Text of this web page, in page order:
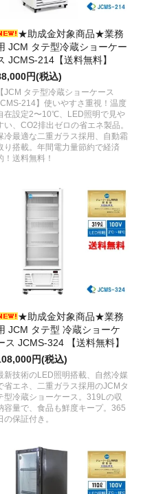
★助成金対象商品★業務
JCM タテ型冷蔵ショーケー
JCMS-214【送料無料】
円(税込)
【JCM タテ型冷蔵ショーケース
214】使いやすさ重視！温度
在設定2〜10℃、LED照明で見や
い、CO2排出ゼロの省エネ製品。
冷最適な二重ガラス採用、自動霜
り搭載。年間電力量節約で経済
！送料無料！
★助成金対象商品★業務
JCM タテ型 冷蔵ショーケ
ス JCMS-324 【送料無料】
円(税込)
新技術のLED照明搭載、自然冷媒
省エネ、二重ガラス採用のJCMタ
型冷蔵ショーケース。319Lの収
容量で、食品も鮮度キープ。365
の保証付き。